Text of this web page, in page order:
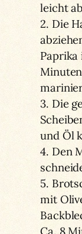
leicht
2. Die
Paprika
3. Die
und Öl
4. Den
5.
mit
Ca. 8